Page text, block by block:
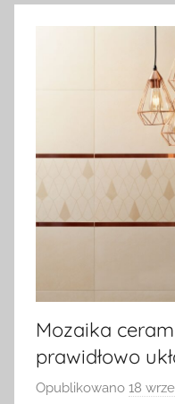
Mozaika
prawidłowo
Opublikowano 18